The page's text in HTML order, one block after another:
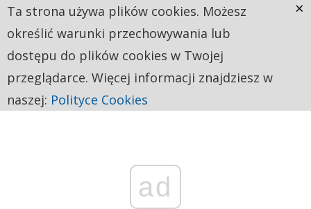
ad
Ta strona używa plików cookies. Możesz
określić warunki przechowywania lub
dostępu do plików cookies w Twojej
przeglądarce. Więcej informacji znajdziesz w
naszej: Polityce Cookies
×